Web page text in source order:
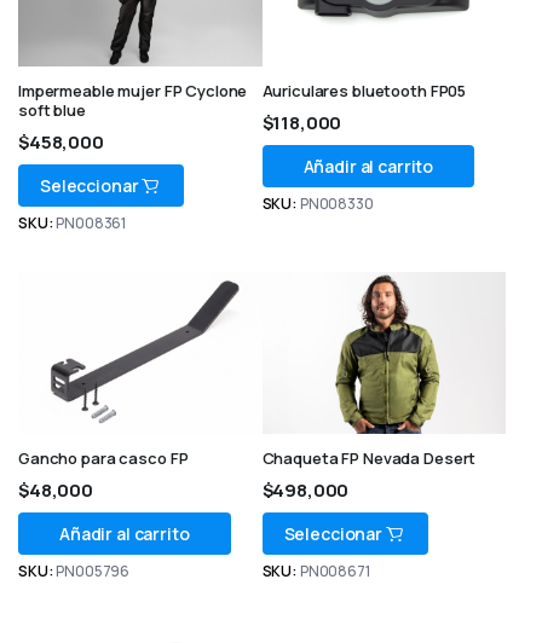
Impermeable mujer FP Cyclone
soft blue
$458,000
Seleccionar
SKU: PN008361
Auriculares bluetooth FP05
$118,000
Añadir al carrito
SKU: PN008330
Gancho para casco FP
$48,000
Añadir al carrito
SKU: PN005796
Chaqueta FP Nevada Desert
$498,000
Seleccionar
SKU: PN008671